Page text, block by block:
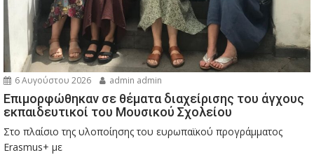
6 Αυγούστου 2026 admin admin
Eπιμορφώθηκαν σε θέματα διαχείρισης του άγχους
εκπαιδευτικοί του Μουσικού Σχολείου
Στο πλαίσιο της υλοποίησης του ευρωπαϊκού προγράμματος
Erasmus+ με